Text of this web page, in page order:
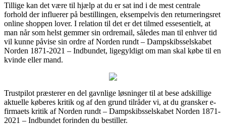
Tillige kan det være til hjælp at du er sat ind i de mest centrale
forhold der influerer på bestillingen, eksempelvis den returneringsret
online shoppen lover. I relation til det er det tilmed essesentielt, at
man når som helst gemmer sin ordremail, således man til enhver tid
vil kunne påvise sin ordre af Norden rundt – Dampskibsselskabet
Norden 1871-2021 – Indbundet, ligegyldigt om man skal købe til en
kvinde eller mand.
Trustpilot præsterer en del gavnlige løsninger til at bese adskillige
aktuelle køberes kritik og af den grund tilråder vi, at du gransker e-
firmaets kritik af Norden rundt – Dampskibsselskabet Norden 1871-
2021 – Indbundet forinden du bestiller.